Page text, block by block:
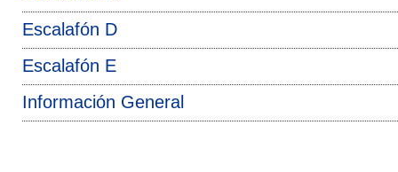
Escalafón D
Escalafón E
Información General